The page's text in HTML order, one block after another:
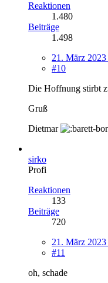
Reaktionen
1.480
Beiträge
1.498
21. März
#10
Die Hoffnung stirbt
Gruß
Dietmar
sirko
Profi
Reaktionen
133
Beiträge
720
21. März 2023
#11
oh, schade